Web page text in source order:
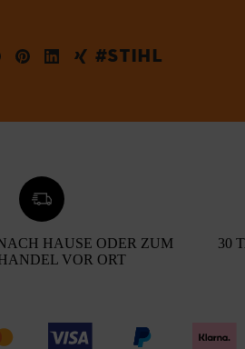
#STIHL
HAUSE ODER ZUM
VOR ORT
30